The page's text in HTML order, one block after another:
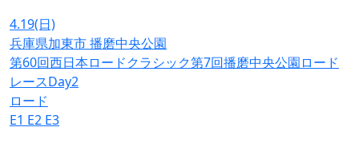
4.19(日)
兵庫県加東市 播磨中央公園
第60回西日本ロードクラシック第7回播磨中央公園ロード
レースDay2
ロード
E1 E2 E3